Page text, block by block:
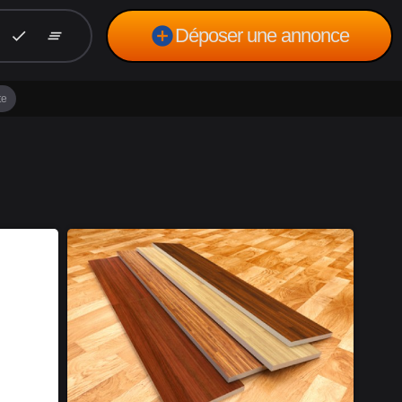
check clear_all add_circleDéposer une annonce